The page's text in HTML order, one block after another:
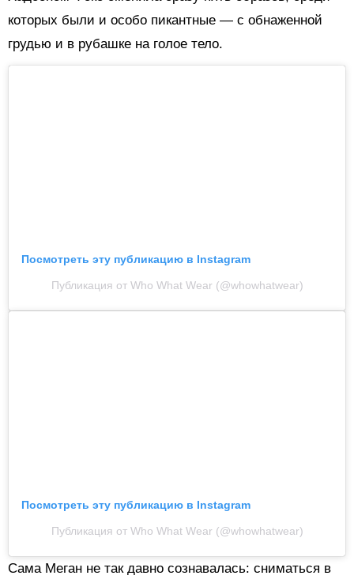
которых были и особо пикантные — с обнаженной
грудью и в рубашке на голое тело.
Посмотреть эту публикацию в Instagram
Публикация от Who What Wear (@whowhatwear)
Посмотреть эту публикацию в Instagram
Публикация от Who What Wear (@whowhatwear)
Сама Меган не так давно сознавалась: сниматься в